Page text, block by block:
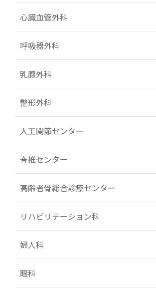
心臓血管外科
呼吸器外科
乳腺外科
整形外科
人工関節センター
脊椎センター
高齢者骨総合診療センター
リハビリテーション科
婦人科
眼科